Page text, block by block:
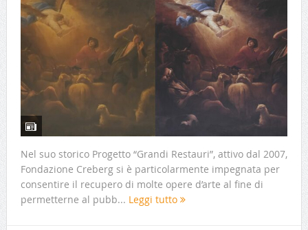
Nel suo storico Progetto “Grandi Restauri”, attivo dal 2007,
Fondazione Creberg si è particolarmente impegnata per
consentire il recupero di molte opere d’arte al fine di
permetterne al pubb... Leggi tutto